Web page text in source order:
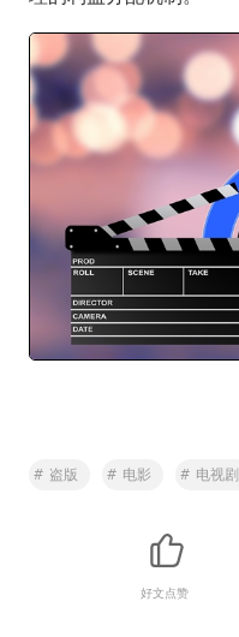
# 盗版 # 电影 # 电视剧
好文点赞